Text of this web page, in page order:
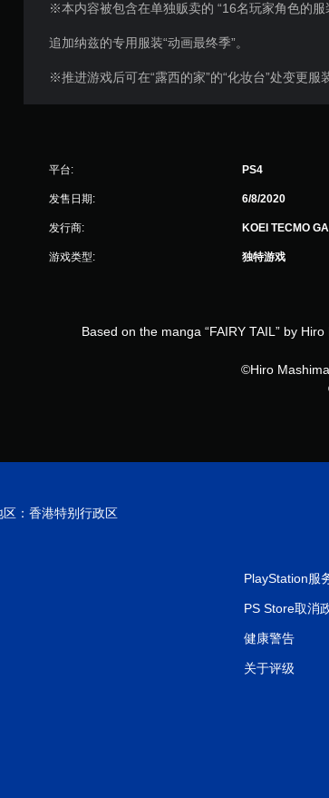
※本内容被包含在单独贩卖的 “16名玩家角色的服
追加纳兹的专用服装“动画最终季”。
※推进游戏后可在“露西的家”的“化妆台”处变更服
平台: PS4
发售日期: 6/8/2020
发行商: KOEI TECMO
游戏类型: 独特游戏
Based on the manga “FAIRY TAIL” by
©Hiro
区：香港特别行政区
PlayStation服
PS Store取消
健康警告
关于评级